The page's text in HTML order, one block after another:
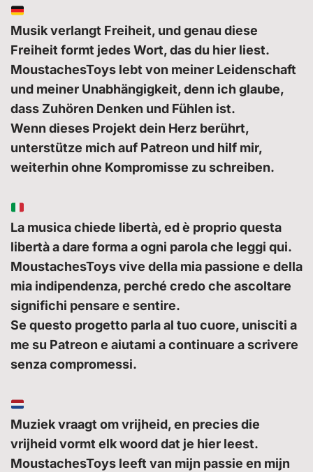
Musik verlangt Freiheit, und genau diese
Freiheit formt jedes Wort, das du hier liest.
MoustachesToys lebt von meiner Leidenschaft
und meiner Unabhängigkeit, denn ich glaube,
dass Zuhören Denken und Fühlen ist.
Wenn dieses Projekt dein Herz berührt,
unterstütze mich auf Patreon und hilf mir,
weiterhin ohne Kompromisse zu schreiben.
La musica chiede libertà, ed è proprio questa
libertà a dare forma a ogni parola che leggi qui.
MoustachesToys vive della mia passione e della
mia indipendenza, perché credo che ascoltare
significhi pensare e sentire.
Se questo progetto parla al tuo cuore, unisciti a
me su Patreon e aiutami a continuare a scrivere
senza compromessi.
Muziek vraagt om vrijheid, en precies die
vrijheid vormt elk woord dat je hier leest.
MoustachesToys leeft van mijn passie en mijn